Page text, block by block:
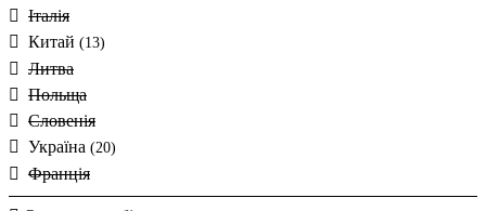
Італія
Китай (13)
Литва
Польща
Словенія
Україна (20)
Франція